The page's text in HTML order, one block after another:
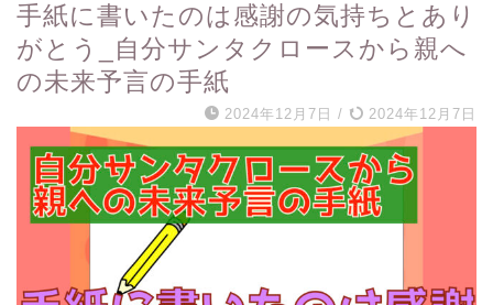
手紙に書いたのは感謝の気持ちとあり
がとう_自分サンタクロースから親へ
の未来予言の手紙
2024年12月7日 / 2024年12月7日